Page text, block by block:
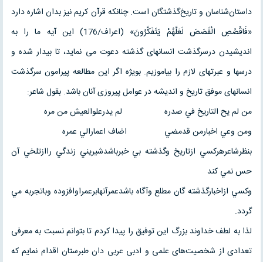
داستان‌شناسان و تاریخ‌گذشتگان است. چنانکه قرآن کریم نیز بدان اشاره دارد
«فَاقْصُصِ الْقَصَصَ لَعَلَّهُمْ یَتَفَکَّرُونَ» (اعراف/176) این آيه ما را به
اندیشیدن درسرگذشت انسانهای گذشته دعوت می نماید، تا بیدار شده و
درسها و عبرتهای لازم را بیاموزیم. بویژه اگر این مطالعه پیرامون سرگذشت
انسانهای موفق تاریخ و اندیشه در عوامل پیروزی آنان باشد. بقول شاعر:
من لم يح التاريخ في صدره لم يدرعلوالعيش من مره
ومن وعي اخبارمن قدمضي اضاف اعمارالي عمره
بنظرشاعرهركسي ازتاريخ وگذشته بي خبرباشدشيريني زندگي راازتلخي آن
حس نمي كند
وكسي ازاخبارگذشته گان مطلع وآگاه باشدعمرآنهابرعمراوافزوده وباتجربه مي
گردد.
لذا به لطف خداوند بزرگ این توفیق را پیدا کردم تا بتوانم نسبت به معرفی
تعدادی از شخصیت‌های علمی و ادبی عربی دان طبرستان اقدام نمایم که